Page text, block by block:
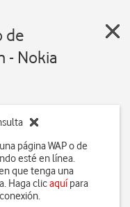
de
- Nokia
página WAP o de
esté en línea.
que tenga una
Haga clicaquípara